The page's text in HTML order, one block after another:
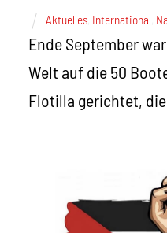
Aktuelles, International
Ende September
Welt auf die 50
Flotilla gerichtet,